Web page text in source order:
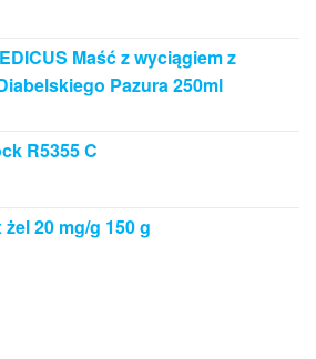
Maść z wyciągiem z
Pazura 250ml
R5355 C
żel 20 mg/g 150 g